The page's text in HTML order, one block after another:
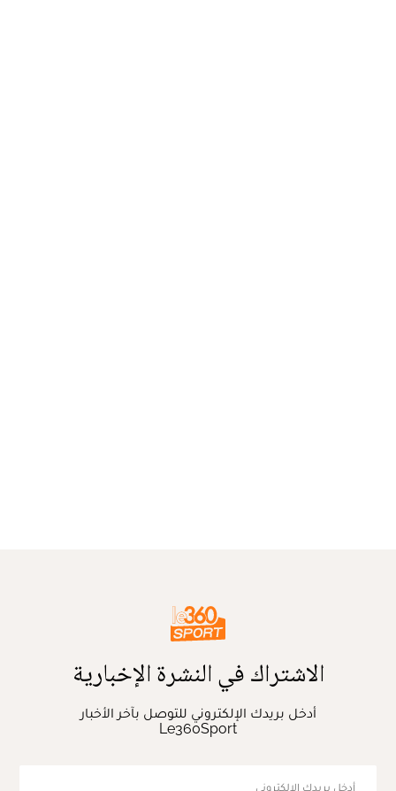
الاشتراك في النشرة الإخبارية
أدخل بريدك الإلكتروني للتوصل بآخر الأخبار
Le360Sport